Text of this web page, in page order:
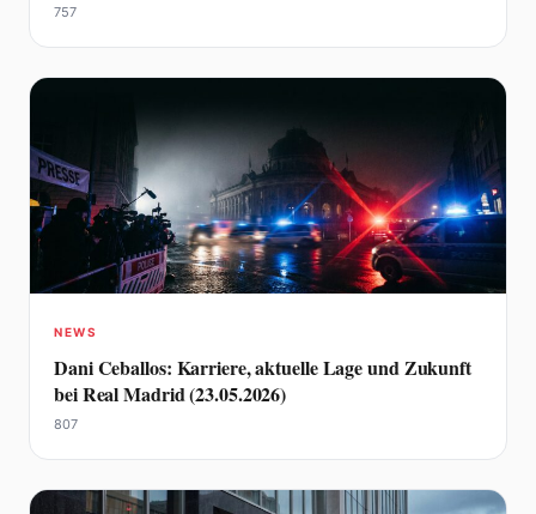
757
NEWS
Dani Ceballos: Karriere, aktuelle Lage und Zukunft
bei Real Madrid (23.05.2026)
807